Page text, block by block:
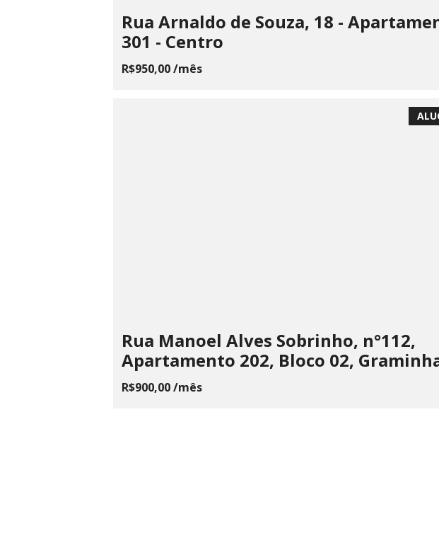
Rua Arnaldo de Souza, 18 -
301 - Centro
R$950,00 /mês
Rua Manoel Alves Sobrinho, n°112,
Apartamento 202, Bloco 02,
R$900,00 /mês